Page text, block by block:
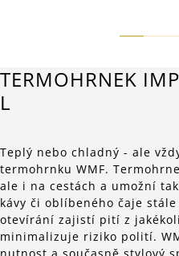
TERMOHRNEK
L
Teplý nebo chladný - ale
termohrnku WMF.
ale i na cestách a umožní
kávy či oblíbeného čaje
otevírání zajistí pití z
minimalizuje riziko polití.